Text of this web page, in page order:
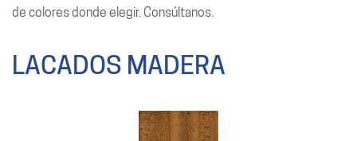
de colores donde elegir. Consúltanos.
LACADOS MADERA